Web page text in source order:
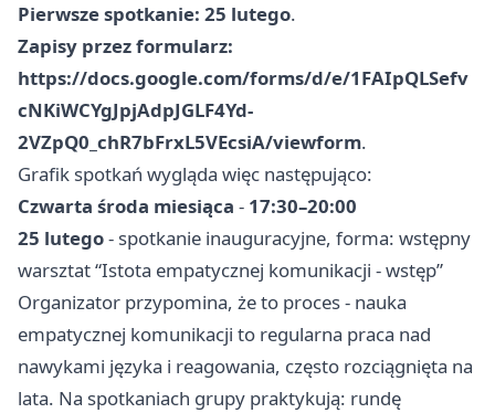
Pierwsze spotkanie: 25 lutego.
Zapisy przez formularz:
https://docs.google.com/forms/d/e/1FAIpQLSefv
cNKiWCYgJpjAdpJGLF4Yd-
2VZpQ0_chR7bFrxL5VEcsiA/viewform.
Grafik spotkań wygląda więc następująco:
Czwarta środa miesiąca - 17:30–20:00
25 lutego- spotkanie inauguracyjne, forma: wstępny
warsztat “Istota empatycznej komunikacji - wstęp”
Organizator przypomina, że to proces - nauka
empatycznej komunikacji to regularna praca nad
nawykami języka i reagowania, często rozciągnięta na
lata. Na spotkaniach grupy praktykują: rundę